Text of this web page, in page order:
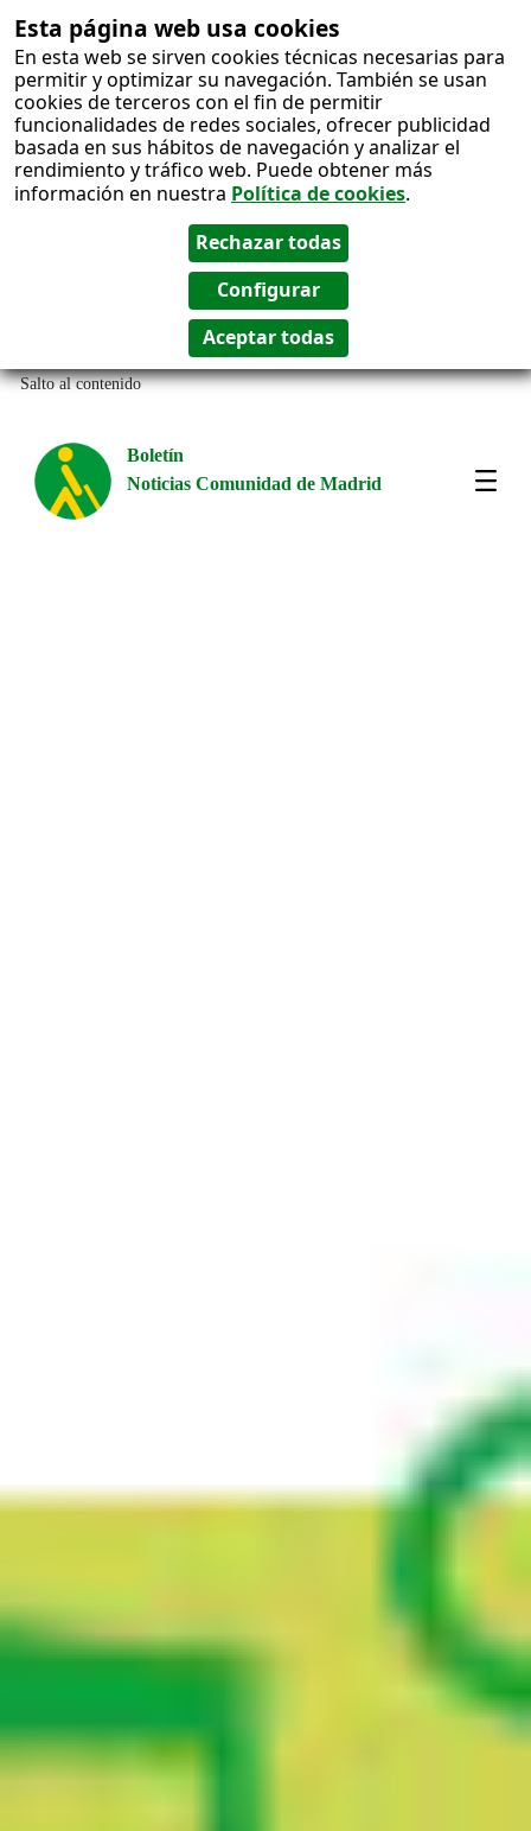
Esta página web usa cookies
En esta web se sirven cookies técnicas necesarias para
permitir y optimizar su navegación. También se usan
cookies de terceros con el fin de permitir
funcionalidades de redes sociales, ofrecer publicidad
basada en sus hábitos de navegación y analizar el
rendimiento y tráfico web. Puede obtener más
información en nuestra Política de cookies.
Salto al contenido
Boletín
Noticias Comunidad de Madrid